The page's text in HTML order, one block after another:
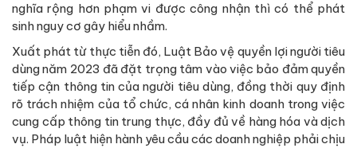
nghĩa rộng hơn phạm vi được công nhận thì có thể phát
sinh nguy cơ gây hiểu nhầm.
Xuất phát từ thực tiễn đó, Luật Bảo vệ quyền lợi người tiêu
dùng năm 2023 đã đặt trọng tâm vào việc bảo đảm quyền
tiếp cận thông tin của người tiêu dùng, đồng thời quy định
rõ trách nhiệm của tổ chức, cá nhân kinh doanh trong việc
cung cấp thông tin trung thực, đầy đủ về hàng hóa và dịch
vụ. Pháp luật hiện hành yêu cầu các doanh nghiệp phải chịu